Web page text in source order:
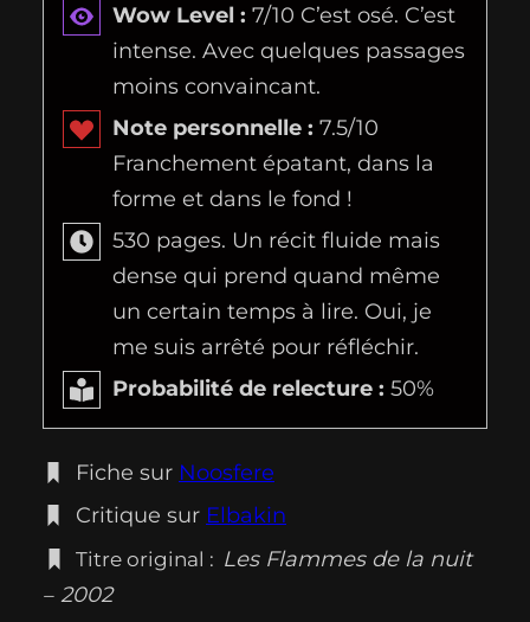
Wow Level : 7/10 C’est osé. C’est
intense. Avec quelques passages
moins convaincant.
Note personnelle : 7.5/10
Franchement épatant, dans la
forme et dans le fond !
530 pages. Un récit fluide mais
dense qui prend quand même
un certain temps à lire. Oui, je
me suis arrêté pour réfléchir.
Probabilité de relecture : 50%
Fiche sur Noosfere
Critique sur Elbakin
Titre original : Les Flammes de la nuit
– 2002